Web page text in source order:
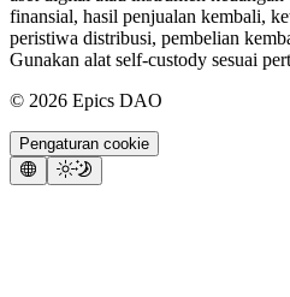
finansial, hasil penjualan kembali,
peristiwa distribusi, pembelian
Gunakan alat self-custody sesuai
© 2026 Epics DAO
Pengaturan cookie